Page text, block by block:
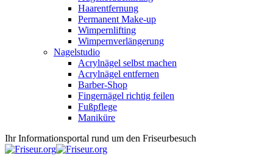
Haarentfernung
Permanent Make-up
Wimpernlifting
Wimpernverlängerung
Nagelstudio
Acrylnägel selbst machen
Acrylnägel entfernen
Barber-Shop
Fingernägel richtig feilen
Fußpflege
Maniküre
Ihr Informationsportal rund um den Friseurbesuch